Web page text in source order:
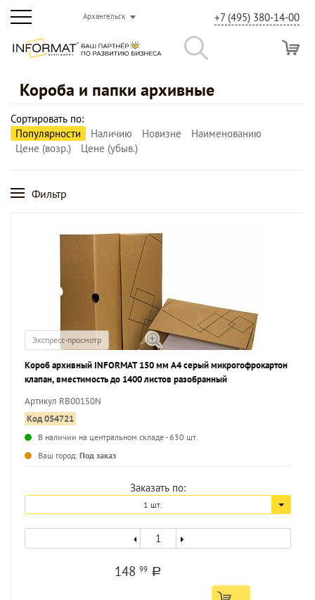
Архангельск +7 (495) 380-14-00
Короба и папки архивные
Сортировать по:
Популярности
Наличию Новизне
Наименованию
Цене (возр.)
Цене (убыв.)
Фильтр
Экспресс-просмотр
Короб архивный INFORMAT 150 мм А4 серый микрогофрокартон
клапан, вместимость до 1400 листов разобранный
Артикул RB00150N
Код 054721
В наличии на центральном складе - 630 шт.
Ваш город: Под заказ
Заказать по:
1 шт.
14899 a